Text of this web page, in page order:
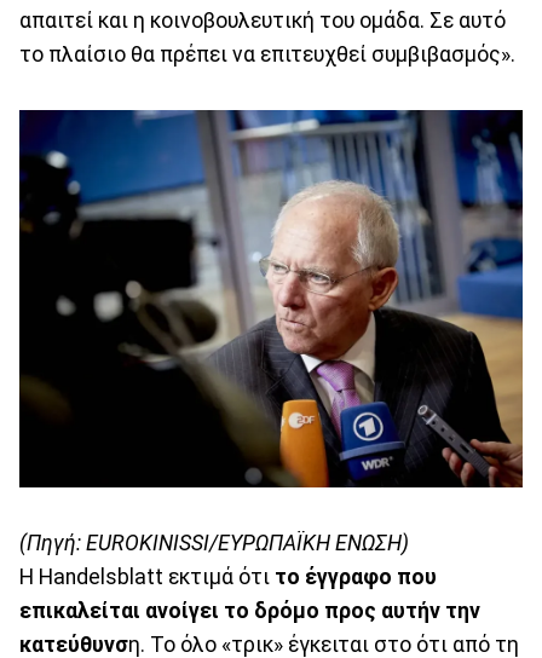
απαιτεί και η κοινοβουλευτική του ομάδα. Σε αυτό
το πλαίσιο θα πρέπει να επιτευχθεί συμβιβασμός».
(Πηγή: EUROKINISSI/ΕΥΡΩΠΑΪΚΗ ΕΝΩΣΗ)
Η Ηandelsblatt εκτιμά ότι το έγγραφο που
επικαλείται ανοίγει το δρόμο προς αυτήν την
κατεύθυνση. Το όλο «τρικ» έγκειται στο ότι από τη